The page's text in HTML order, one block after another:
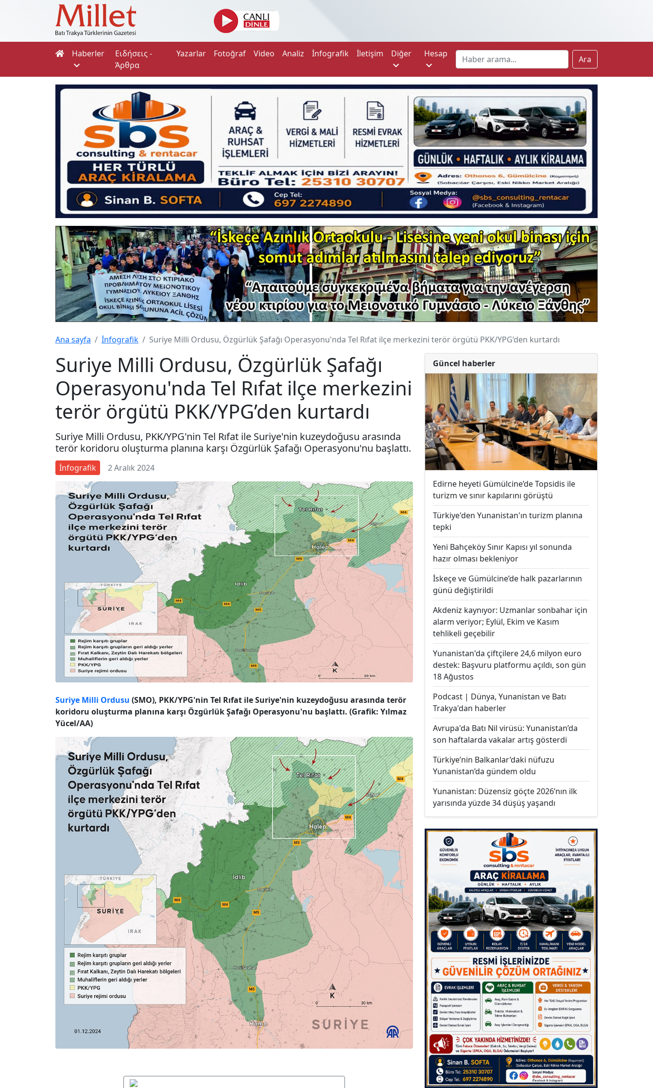
Haberler
Ειδήσεις -
Άρθρα
Yazarlar Fotoğraf Video Analiz İnfografik İletişim Diğer Hesap
Ara
Ana sayfa İnfografik Suriye Milli Ordusu, Özgürlük Şafağı Operasyonu'nda Tel Rıfat ilçe merkezini terör örgütü PKK/YPG’den kurtardı
Suriye Milli Ordusu, Özgürlük Şafağı
Operasyonu'nda Tel Rıfat ilçe merkezini
terör örgütü PKK/YPG’den kurtardı
Suriye Milli Ordusu, PKK/YPG'nin Tel Rıfat ile Suriye'nin kuzeydoğusu arasında
terör koridoru oluşturma planına karşı Özgürlük Şafağı Operasyonu'nu başlattı.
İnfografik 2 Aralık 2024
Suriye Milli Ordusu (SMO), PKK/YPG'nin Tel Rıfat ile Suriye'nin kuzeydoğusu arasında terör
koridoru oluşturma planına karşı Özgürlük Şafağı Operasyonu'nu başlattı. (Grafik: Yılmaz
Yücel/AA)
Güncel haberler
Edirne heyeti Gümülcine’de Topsidis ile
turizm ve sınır kapılarını görüştü
Türkiye'den Yunanistan'ın turizm planına
tepki
Yeni Bahçeköy Sınır Kapısı yıl sonunda
hazır olması bekleniyor
İskeçe ve Gümülcine’de halk pazarlarının
günü değiştirildi
Akdeniz kaynıyor: Uzmanlar sonbahar için
alarm veriyor; Eylül, Ekim ve Kasım
tehlikeli geçebilir
Yunanistan'da çiftçilere 24,6 milyon euro
destek: Başvuru platformu açıldı, son gün
18 Ağustos
Podcast | Dünya, Yunanistan ve Batı
Trakya'dan haberler
Avrupa'da Batı Nil virüsü: Yunanistan’da
son haftalarda vakalar artış gösterdi
Türkiye’nin Balkanlar’daki nüfuzu
Yunanistan’da gündem oldu
Yunanistan: Düzensiz göçte 2026’nın ilk
yarısında yüzde 34 düşüş yaşandı